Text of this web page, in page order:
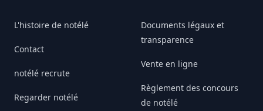
L'histoire de notélé
Contact
notélé recrute
Regarder notélé
Documents légaux et
transparence
Vente en ligne
Règlement des concours
de notélé